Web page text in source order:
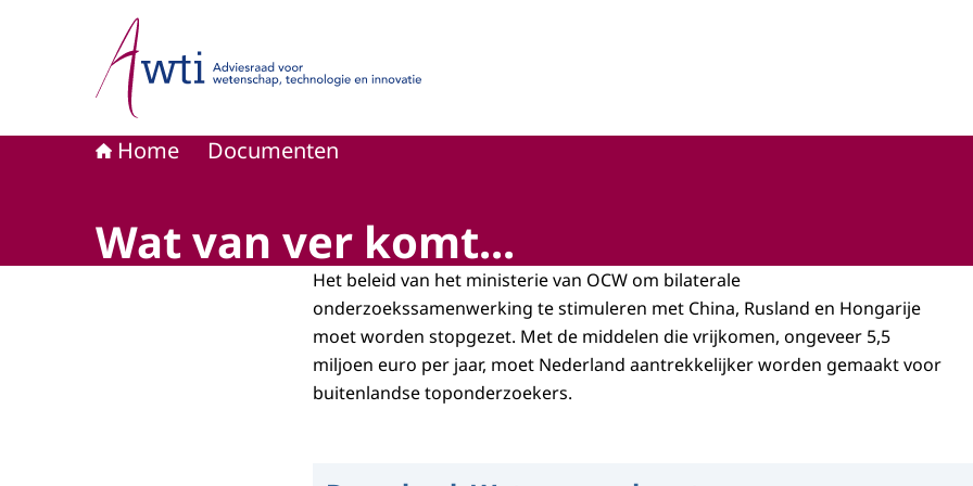
Naar de homepage van Adviesraad voor wetenschap, technologie en innovatie
Home Documenten
Wat van ver komt...
Het beleid van het ministerie van OCW om bilaterale
onderzoekssamenwerking te stimuleren met China, Rusland en Hongarije
moet worden stopgezet. Met de middelen die vrijkomen, ongeveer 5,5
miljoen euro per jaar, moet Nederland aantrekkelijker worden gemaakt voor
buitenlandse toponderzoekers.